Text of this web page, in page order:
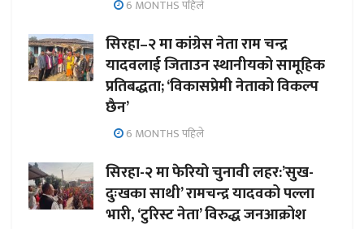
6 MONTHS पहिले
सिरहा–२ मा कांग्रेस नेता राम चन्द्र
यादवलाई जिताउन स्थानीयको सामूहिक
प्रतिबद्धता; ‘विकासप्रेमी नेताको विकल्प
छैन’
6 MONTHS पहिले
सिरहा-२ मा फेरियो चुनावी लहर:’सुख-
दुःखका साथी’ रामचन्द्र यादवको पल्ला
भारी, ‘टुरिस्ट नेता’ विरुद्ध जनआक्रोश